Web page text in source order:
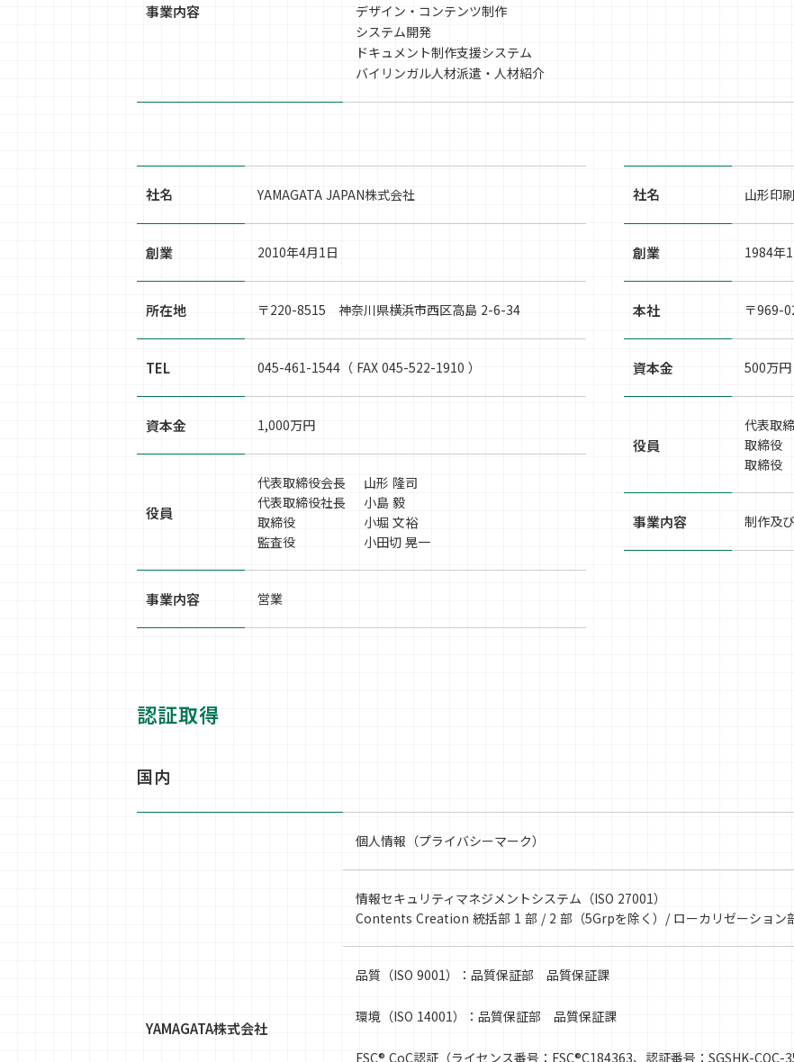
事業内容
デザイン・コンテンツ制作
システム開発
ドキュメント制作支援システム
バイリンガル人材派遣・人材紹介
社名 YAMAGATA JAPAN株式会社
創業 2010年4月1日
所在地 〒220-8515 神奈川県横浜市西区高島 2-6-34
TEL 045-461-1544（ FAX 045-522-1910 ）
資本金 1,000万円
役員
代表取締役会長
代表取締役社長
取締役
監査役
山形 隆司
小島 毅
小堀 文裕
小田切 晃一
事業内容 営業
社名 山形印
創業 1984年
本社 〒969-
資本金 500万円
役員
代表取
取締役
取締役
事業内容 制作及
認証取得
国内
YAMAGATA株式会社
個人情報（プライバシーマーク）
情報セキュリティマネジメントシステム（ISO 27001）
Contents Creation 統括部 1 部 / 2 部（5Grpを除く）/ ローカリゼーション
品質（ISO 9001）：品質保証部 品質保証課
環境（ISO 14001）：品質保証部 品質保証課
FSC® CoC認証（ライセンス番号：FSC®C184363、認証番号：SGSHK-COC-